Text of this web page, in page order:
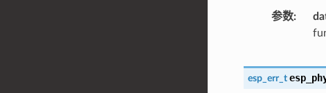
参数
esp_err_t